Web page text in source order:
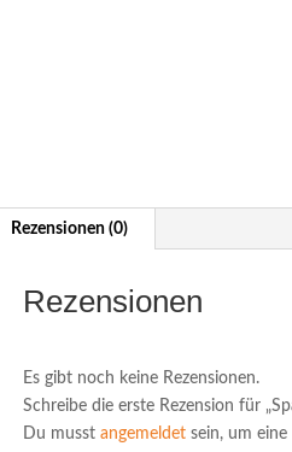
Rezensionen (0)
Rezensionen
Es gibt noch keine Rezensionen.
Schreibe die erste Rezension für
Du musstangemeldet sein, um